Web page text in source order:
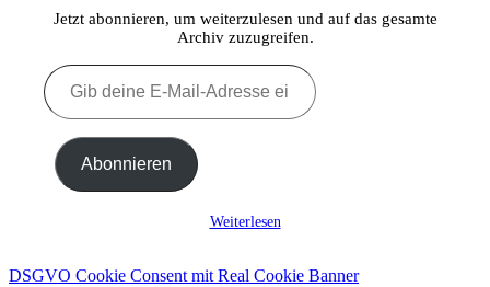
Jetzt abonnieren, um weiterzulesen und auf das gesamte
Archiv zuzugreifen.
Gib
deine
E-
Adresse
ein ... Abonnieren
Weiterlesen
DSGVO Cookie Consent mit Real Cookie Banner